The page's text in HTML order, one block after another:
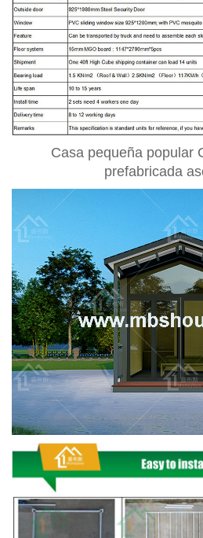
Casa pequeña popular
prefabricada